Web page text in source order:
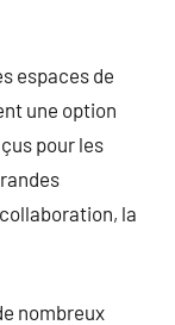
espaces de
une option
pour les
la
nombreux